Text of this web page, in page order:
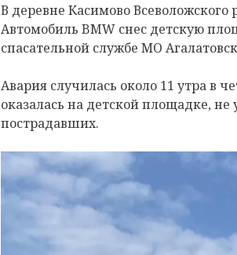
В деревне Касимово
Автомобиль BMW снес детскую
спасательной службе МО
Авария случилась около 11 утра в
оказалась на детской площадке, не
пострадавших.